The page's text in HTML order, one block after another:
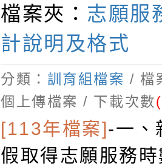
檔案夾： 志願服
計說明及格式
分類： 訓育組檔案 / 檔
個上傳檔案 / 下載次數
[113年檔案]-一、
假取得志願服務